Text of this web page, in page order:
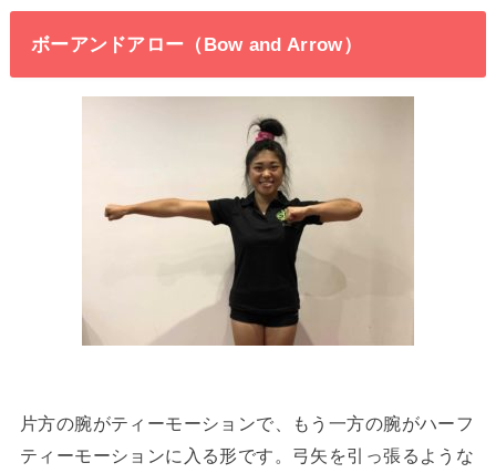
ボーアンドアロー（Bow and Arrow）
片方の腕がティーモーションで、もう一方の腕がハーフ
ティーモーションに入る形です。弓矢を引っ張るような